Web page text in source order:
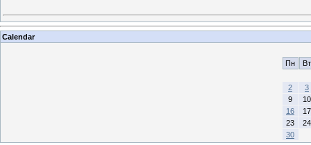
Calendar
Пн Вт
2
3
9
10
16
17
23
24
30